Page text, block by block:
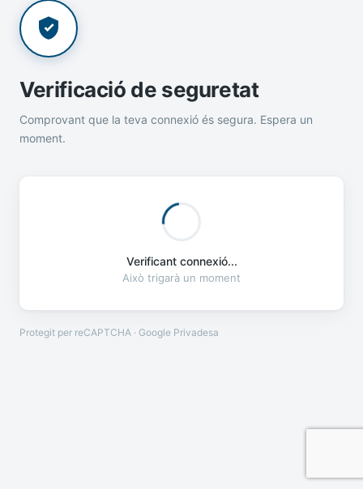
Verificació de seguretat
Comprovant que la teva connexió és segura. Espera un
moment.
Verificant connexió...
Això trigarà un moment
Protegit per reCAPTCHA · Google Privadesa